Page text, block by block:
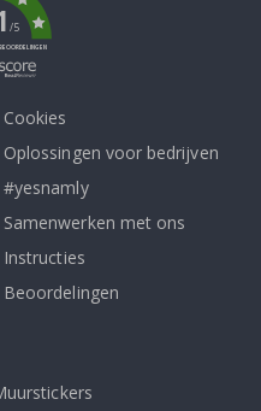
/5
Cookies
Oplossingen voor bedrijven
#yesnamly
Samenwerken met ons
Instructies
Beoordelingen